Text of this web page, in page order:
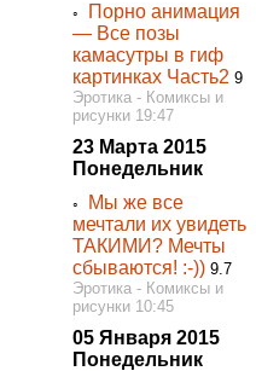
◦
Порно анимация
— Все позы
камасутры в гиф
картинках Часть29
Эротика - Комиксы и
рисунки 19:47
23 Марта 2015
Понедельник
◦
Мы же все
мечтали их увидеть
ТАКИМИ? Мечты
сбываются! :-)) 9.7
Эротика - Комиксы и
рисунки 10:45
05 Января 2015
Понедельник